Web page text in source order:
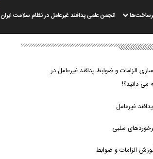
انجمن علمی پدافند غیرعامل در نظام سلامت ایران
الزامات و ضوابط پدافند غیرعامل در
می دانید؟!
غیرعامل
سلبی
الزامات و ضوابط